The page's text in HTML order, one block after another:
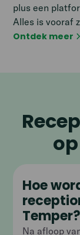
plus een
Alles is vooraf
Ontdek meer
Hoe
Temper?
Na afloop